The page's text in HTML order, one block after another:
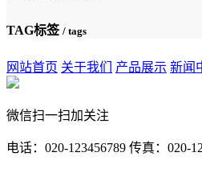
TAG标签 / tags
网站首页 关于我们 产品展示 新闻
微信扫一扫加关注
电话：020-123456789 传真：020-